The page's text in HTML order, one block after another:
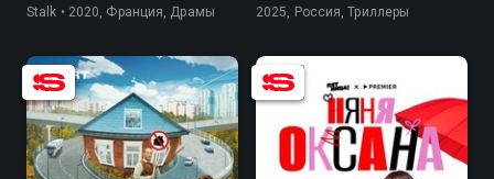
Stalk • 2020, Франция, Драмы 2025, Россия, Триллеры